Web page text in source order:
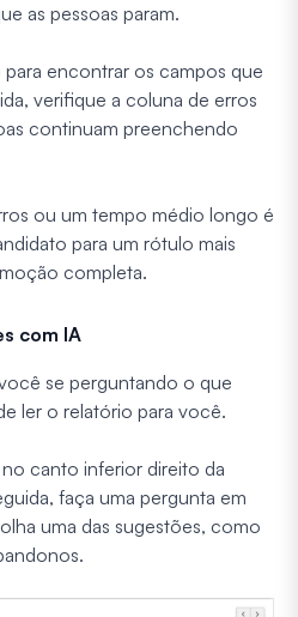
as pessoas param.
encontrar os campos que
verifique a coluna de erros
continuam preenchendo
ou um tempo médio longo é
para um rótulo mais
completa.
com IA
se perguntando o que
ler o relatório para você.
canto inferior direito da
faça uma pergunta em
uma das sugestões, como